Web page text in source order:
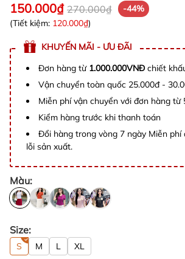
150.000₫ 270.000₫
-44%
(Tiết kiệm: 120.000₫)
KHUYẾN MÃI - ƯU ĐÃI
Đơn hàng từ 1.000.000VNĐchiết
Vận chuyển toàn quốc 25.000đ -
Miễn phí vận chuyển với đơn hàng từ
Kiểm hàng trước khi thanh toán
Đổi hàng trong vòng 7 ngày Miễn phí
lỗi sản xuất.
Màu:
Size:
S M L XL